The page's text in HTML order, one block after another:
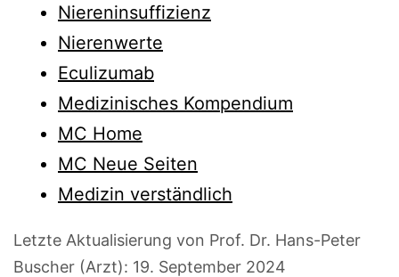
Niereninsuffizienz
Nierenwerte
Eculizumab
Medizinisches Kompendium
MC Home
MC Neue Seiten
Medizin verständlich
Letzte Aktualisierung von Prof. Dr. Hans-Peter
Buscher (Arzt): 19. September 2024